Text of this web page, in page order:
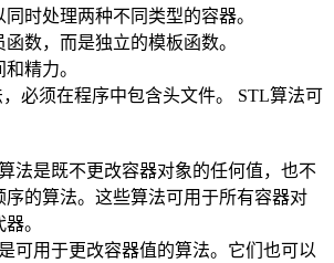
时处理两种不同类型的容器。
数，而是独立的模板函数。
精力。
必须在程序中包含头文件。
STL算法可
法是既不更改容器对象的任何值，也不
序的算法。这些算法可用于所有容器对
。
可用于更改容器值的算法。它们也可以